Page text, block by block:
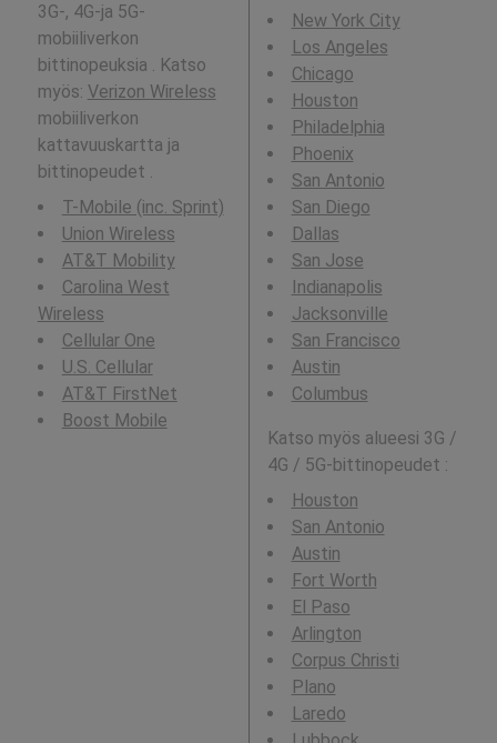
3G-, 4G-ja 5G-
mobiiliverkon
bittinopeuksia . Katso
myös: Verizon Wireless
mobiiliverkon
kattavuuskartta ja
bittinopeudet .
T-Mobile (inc. Sprint)
Union Wireless
AT&T Mobility
Carolina West
Wireless
Cellular One
U.S. Cellular
AT&T FirstNet
Boost Mobile
New York City
Los Angeles
Chicago
Houston
Philadelphia
Phoenix
San Antonio
San Diego
Dallas
San Jose
Indianapolis
Jacksonville
San Francisco
Austin
Columbus
Katso myös alueesi 3G /
4G / 5G-bittinopeudet :
Houston
San Antonio
Austin
Fort Worth
El Paso
Arlington
Corpus Christi
Plano
Laredo